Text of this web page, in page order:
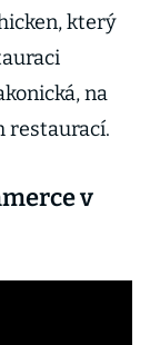
který
na
restaurací.
v